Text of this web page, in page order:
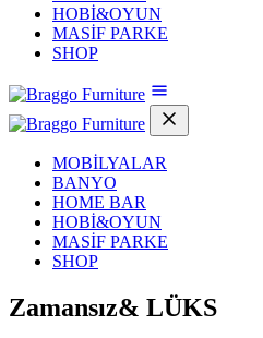
HOBİ&OYUN
MASİF PARKE
SHOP
MOBİLYALAR
BANYO
HOME BAR
HOBİ&OYUN
MASİF PARKE
SHOP
Zamansız& LÜKS